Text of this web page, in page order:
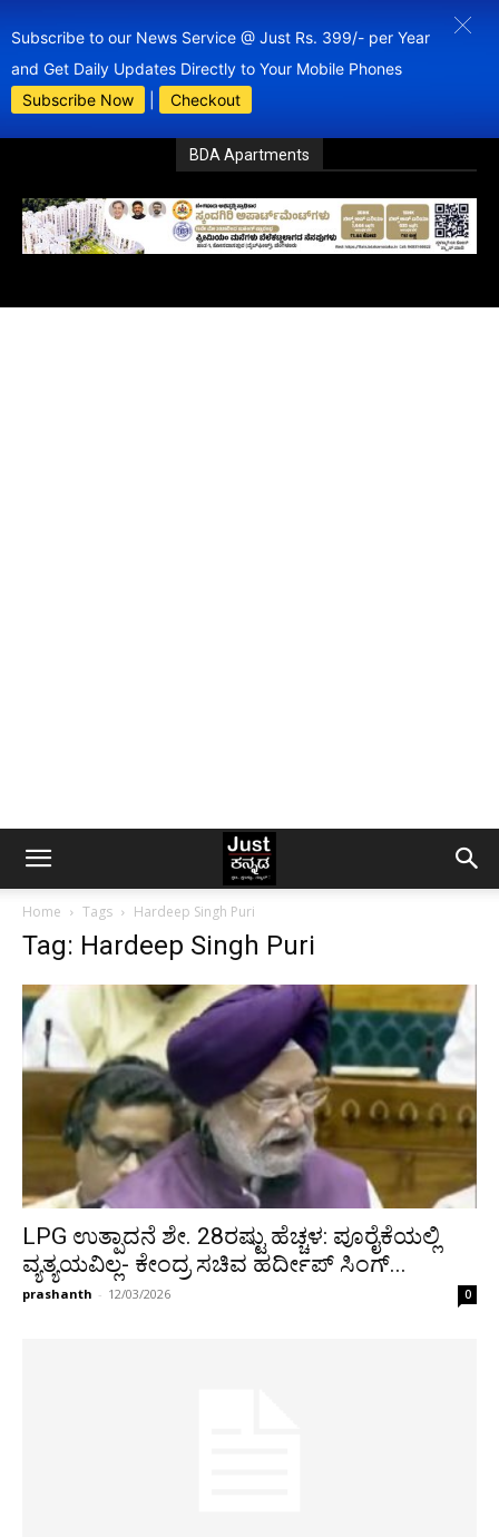
Subscribe to our News Service @ Just Rs. 399/- per Year
and Get Daily Updates Directly to Your Mobile Phones
Subscribe Now
Checkout
BDA Apartments
Home Tags Hardeep Singh Puri
Tag: Hardeep Singh Puri
LPG ಉತ್ಪಾದನೆ ಶೇ. 28ರಷ್ಟು ಹೆಚ್ಚಳ: ಪೂರೈಕೆಯಲ್ಲಿ
ವ್ಯತ್ಯಯವಿಲ್ಲ- ಕೇಂದ್ರ ಸಚಿವ ಹರ್ದೀಪ್ ಸಿಂಗ್...
prashanth - 12/03/2026 0